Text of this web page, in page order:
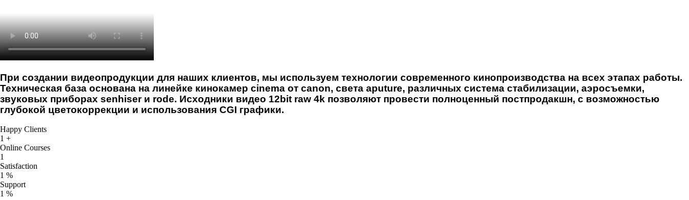
При создании видеопродукции для наших клиентов, мы используем технологии современного кинопроизводства на всех этапах работы.
Техническая база основана на линейке кинокамер cinema от canon, света aputure, различных система стабилизации, аэросъемки,
звуковых приборах senhiser и rode. Исходники видео 12bit raw 4k позволяют провести полноценный постпродакшн, с возможностью
глубокой цветокоррекции и использования CGI графики.
Happy Clients
1 +
Online Courses
1
Satisfaction
1 %
Support
1 %